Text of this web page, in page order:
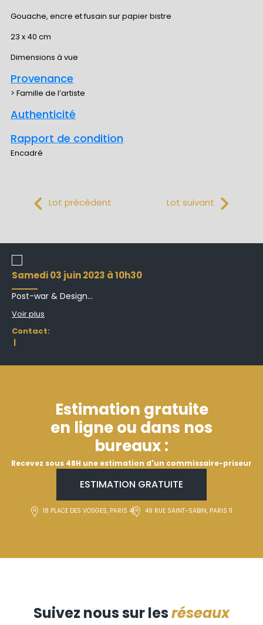
Gouache, encre et fusain sur papier bistre
23 x 40 cm
Dimensions à vue
Provenance
> Famille de l’artiste
Authenticité
Rapport de condition
Encadré
Lot précédent Lot suivant
samedi 03 juin 2023 à 10h30
Post-war & Design...
Voir plus
Contact:
|
Estimation gratuite
en ligne ou dans nos
bureaux :
Recevez sous 48H une estimation d'un commissaire-priseur
ESTIMATION GRATUITE
18 PLACE DES VOSGES, PARIS 4 49 RUE SAINT-SABIN, PARIS 11
Suivez nous sur lesréseaux